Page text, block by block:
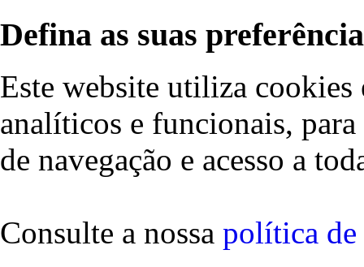
Defina as suas
Este website utiliza cookies
analíticos e funcionais,
de navegação e acesso a
Consulte a nossa política de